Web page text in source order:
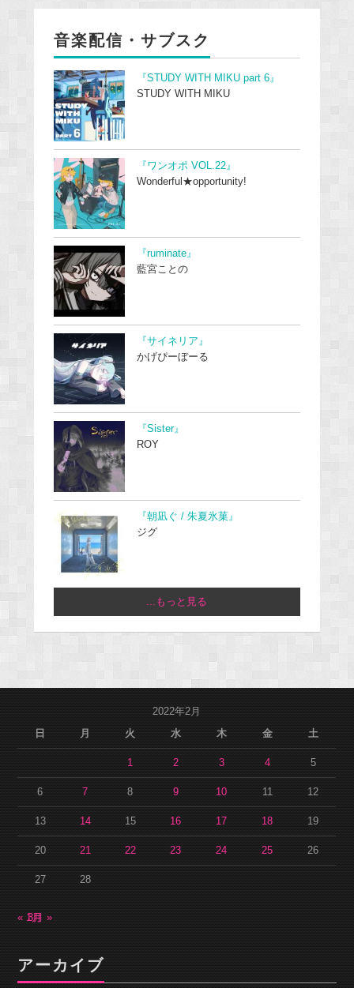
音楽配信・サブスク
『STUDY WITH MIKU part 6』
STUDY WITH MIKU
『ワンオポ VOL.22』
Wonderful★opportunity!
『ruminate』
藍宮ことの
『サイネリア』
かげぴーぼーる
『Sister』
ROY
『朝凪ぐ / 朱夏氷菓』
ジグ
...もっと見る
2022年2月
日
月 火 水 木 金 土
1 2 3 4 5
6 7 8 9 10 11 12
13 14 15 16 17 18 19
20 21 22 23 24 25 26
27 28
« 1月3月 »
アーカイブ